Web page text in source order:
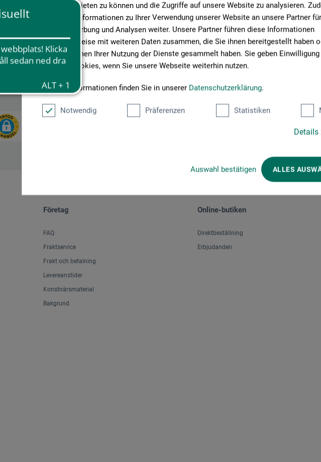
Medien anbieten zu können und die Zugriffe auf unsere Website zu analysieren.
geben wir Informationen zu Ihrer Verwendung unserer Website an unsere Partner
Medien, Werbung und Analysen weiter. Unsere Partner führen diese Informationen
möglicherweise mit weiteren Daten zusammen, die Sie ihnen bereitgestellt haben
sie im Rahmen Ihrer Nutzung der Dienste gesammelt haben. Sie geben Einwilligung
unseren Cookies, wenn Sie unsere Webseite weiterhin nutzen.
Weitere Informationen finden Sie in unserer Datenschutzerklärung.
Notwendig Präferenzen Statistiken
Details
Auswahl bestätigen ALLES
Välj betalningssätt
Företag
FAQ
Fraktservice
Frakt och betalning
Levereanstider
Konstnärsmaterial
Bakgrund
Online-butiken
Direktbeställning
Erbjudanden